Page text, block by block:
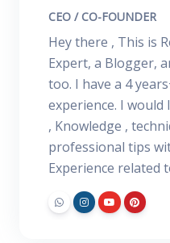
CEO / CO-FOUNDER
Hey there , This is
Expert, a Blogger,
too. I have a 4
experience. I would
, Knowledge ,
professional tips
Experience related